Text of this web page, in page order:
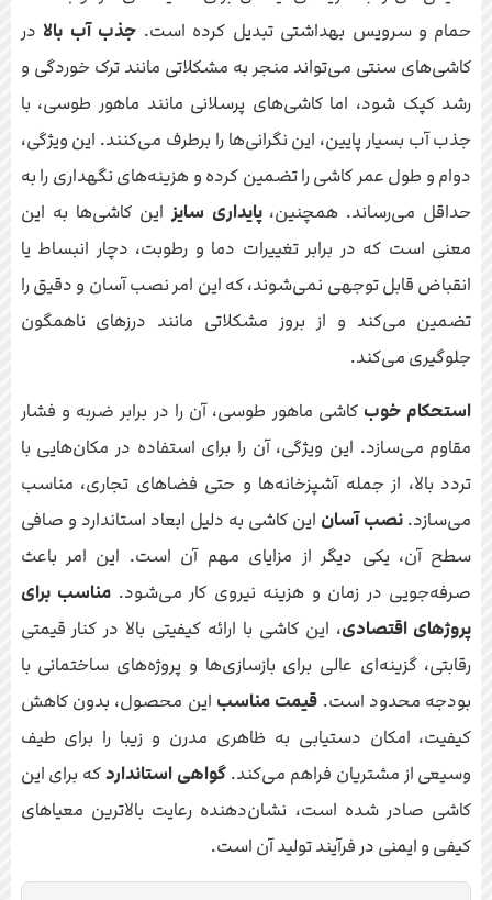
حمام و سرویس بهداشتی تبدیل کرده است. جذب آب بالادر
کاشی‌های سنتی می‌تواند منجر به مشکلاتی مانند ترک خوردگی و
رشد کپک شود، اما کاشی‌های پرسلانی مانند ماهور طوسی، با
جذب آب بسیار پایین، این نگرانی‌ها را برطرف می‌کنند. این ویژگی،
دوام و طول عمر کاشی را تضمین کرده و هزینه‌های نگهداری را به
حداقل می‌رساند. همچنین،پایداری سایزاین کاشی‌ها به این
معنی است که در برابر تغییرات دما و رطوبت، دچار انبساط یا
انقباض قابل توجهی نمی‌شوند، که این امر نصب آسان و دقیق را
تضمین می‌کند و از بروز مشکلاتی مانند درزهای ناهمگون
جلوگیری می‌کند.
استحکام خوب کاشی ماهور طوسی، آن را در برابر ضربه و فشار
مقاوم می‌سازد. این ویژگی، آن را برای استفاده در مکان‌هایی با
تردد بالا، از جمله آشپزخانه‌ها و حتی فضاهای تجاری، مناسب
می‌سازد. نصب آسان این کاشی به دلیل ابعاد استاندارد و صافی
سطح آن، یکی دیگر از مزایای مهم آن است. این امر باعث
صرفه‌جویی در زمان و هزینه نیروی کار می‌شود. مناسب برای
پروژهای اقتصادی، این کاشی با ارائه کیفیتی بالا در کنار قیمتی
رقابتی، گزینه‌ای عالی برای بازسازی‌ها و پروژه‌های ساختمانی با
بودجه محدود است. قیمت مناسب این محصول، بدون کاهش
کیفیت، امکان دستیابی به ظاهری مدرن و زیبا را برای طیف
وسیعی از مشتریان فراهم می‌کند. گواهی استانداردکه برای این
کاشی صادر شده است، نشان‌دهنده رعایت بالاترین معیاهای
کیفی و ایمنی در فرآیند تولید آن است.